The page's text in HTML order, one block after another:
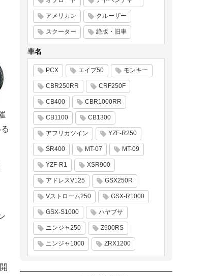
アメリカン クルーザー
スクーター 絶版・旧車
車名
PCX エイプ50 モンキー
CBR250RR CRF250F
CB400 CBR1000RR
CB1100 CB1300
アフリカツイン YZF-R250
SR400 MT-07 MT-09
YZF-R1 XSR900
アドレスV125 GSX250R
Vストローム250 GSX-R1000
GSX-S1000 ハヤブサ
ニンジャ250 Z900RS
ニンジャ1000 ZRX1200